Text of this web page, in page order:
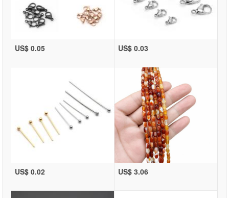
US$ 0.05 US$ 0.03
US$ 0.02 US$ 3.06